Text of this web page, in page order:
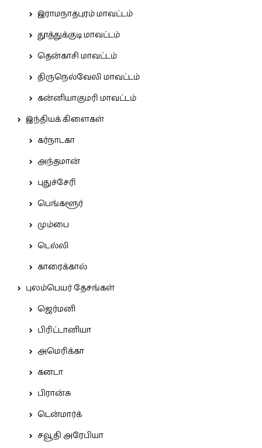
இராமநாதபுரம் மாவட்டம்
தூத்துக்குடி மாவட்டம்
தென்காசி மாவட்டம்
திருநெல்வேலி மாவட்டம்
கன்னியாகுமரி மாவட்டம்
இந்தியக் கிளைகள்
கர்நாடகா
அந்தமான்
புதுச்சேரி
பெங்களூர்
மும்பை
டெல்லி
காரைக்கால்
புலம்பெயர் தேசங்கள்
ஜெர்மனி
பிரிட்டானியா
அமெரிக்கா
கனடா
பிரான்சு
டென்மார்க்
சவூதி அரேபியா